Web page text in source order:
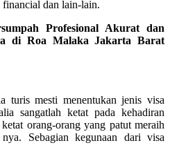
financial dan lain-lain.
Profesional Akurat dan
di Roa Malaka Jakarta Barat
turis mesti menentukan jenis visa
sangatlah ketat pada kehadiran
orang-orang yang patut meraih
Sebagian kegunaan dari visa